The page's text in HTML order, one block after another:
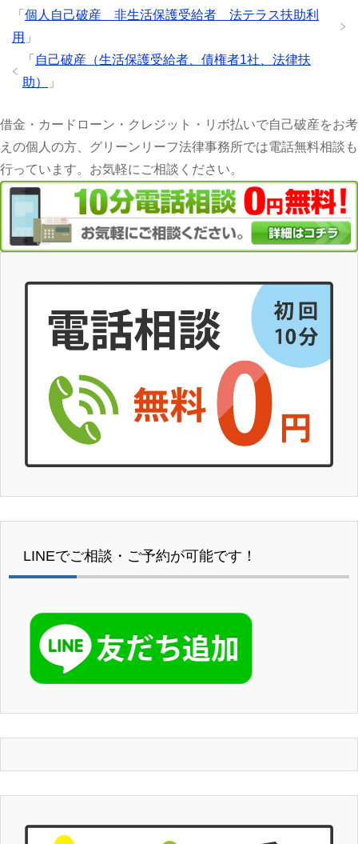
「 個人自己破産 非生活保護受給者 法テラス扶助利
用 」
「 自己破産（生活保護受給者、債権者1社、法律扶
助）
」
借金・カードローン・クレジット・リボ払いで自己破産をお考
えの個人の方、グリーンリーフ法律事務所では電話無料相談も
行っています。お気軽にご相談ください。
LINEでご相談・ご予約が可能です！